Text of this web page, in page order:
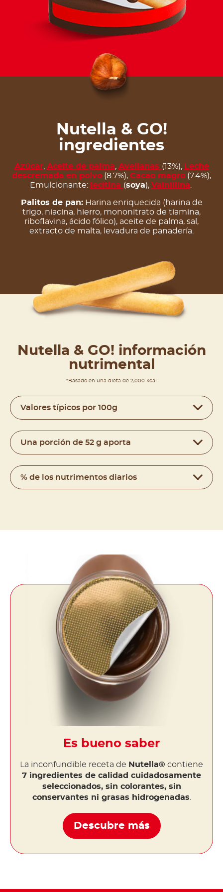
Nutella & GO!
ingredientes
Azúcar, Aceite de palma, Avellanas (13%), Leche
descremada en polvo (8.7%), Cacao magro (7.4%),
Emulcionante: lecitina (soya), Vainillina.
Palitos de pan:Harina enriquecida (harina de
trigo, niacina, hierro, mononitrato de tiamina,
riboflavina, ácido fólico), aceite de palma, sal,
extracto de malta, levadura de panadería.
Nutella & GO! información
nutrimental
*Basado en una dieta de 2,000 kcal
Valores típicos por 100g
Una porción de 52 g aporta
% de los nutrimentos diarios
Es bueno saber
La inconfundible receta de Nutella® contiene
7 ingredientes de calidad cuidadosamente
seleccionados, sin colorantes, sin
conservantes ni grasas hidrogenadas
Descubre más